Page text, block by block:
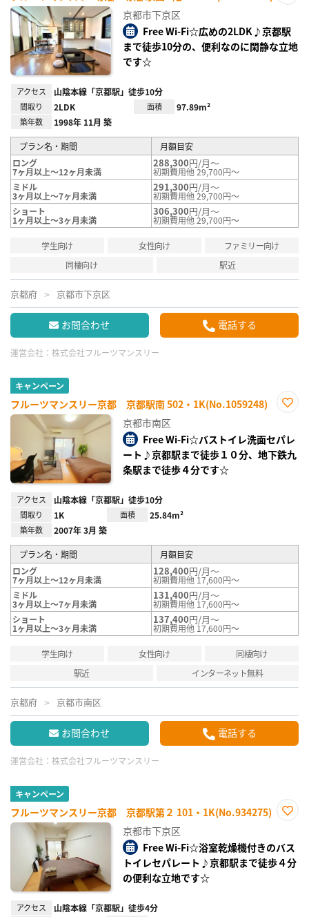
り登
録
京都市下京区
Free Wi-Fi☆広めの2LDK♪京都駅
まで徒歩10分の、便利なのに閑静な立地
です☆
アクセス 山陰本線「京都駅」徒歩10分
間取り 2LDK 面積 97.89m²
築年数 1998年 11月 築
プラン名・期間
月額目安
ロング
7ヶ月以上～12ヶ月未満
288,300円/月～
初期費用他 29,700円～
ミドル
3ヶ月以上～7ヶ月未満
291,300円/月～
初期費用他 29,700円～
ショート
1ヶ月以上～3ヶ月未満
306,300円/月～
初期費用他 29,700円～
学生向け 女性向け
ファミリー向け
同棲向け
駅近
京都府 京都市下京区
お問合わせ 電話する
運営会社： 株式会社フルーツマンスリー
キャンペーン
フルーツマンスリー京都 京都駅南 502・1K(No.1059248)
り登
録
京都市南区
Free Wi-Fi☆バストイレ洗面セパレ
ート♪京都駅まで徒歩１０分、地下鉄九
条駅まで徒歩４分です☆
アクセス 山陰本線「京都駅」徒歩10分
間取り 1K 面積 25.84m²
築年数 2007年 3月 築
プラン名・期間
月額目安
ロング
7ヶ月以上～12ヶ月未満
128,400円/月～
初期費用他 17,600円～
ミドル
3ヶ月以上～7ヶ月未満
131,400円/月～
初期費用他 17,600円～
ショート
1ヶ月以上～3ヶ月未満
137,400円/月～
初期費用他 17,600円～
学生向け 女性向け
同棲向け
駅近
インターネット無料
京都府 京都市南区
お問合わせ 電話する
運営会社： 株式会社フルーツマンスリー
キャンペーン
フルーツマンスリー京都 京都駅第２ 101・1K(No.934275)
り登
録
京都市下京区
Free Wi-Fi☆浴室乾燥機付きのバス
トイレセパレート♪京都駅まで徒歩４分
の便利な立地です☆
アクセス 山陰本線「京都駅」徒歩4分